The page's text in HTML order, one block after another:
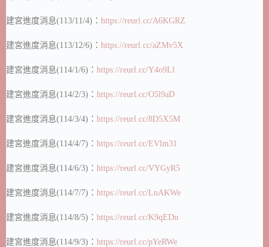
建宮進度消息(113/11/4)： https://reurl.cc/A6KGRZ
建宮進度消息(113/12/6)： https://reurl.cc/aZMv5X
建宮進度消息(114/1/6)： https://reurl.cc/Y4o9Ll
建宮進度消息(114/2/3)： https://reurl.cc/O5l9aD
建宮進度消息(114/3/4)： https://reurl.cc/8D5X5M
建宮進度消息(114/4/7)： https://reurl.cc/EVlm31
建宮進度消息(114/6/3)： https://reurl.cc/VYGyR5
建宮進度消息(114/7/7)： https://reurl.cc/LnAKWe
建宮進度消息(114/8/5)： https://reurl.cc/K9qEDn
建宮進度消息(114/9/3)： https://reurl.cc/pYeRWe